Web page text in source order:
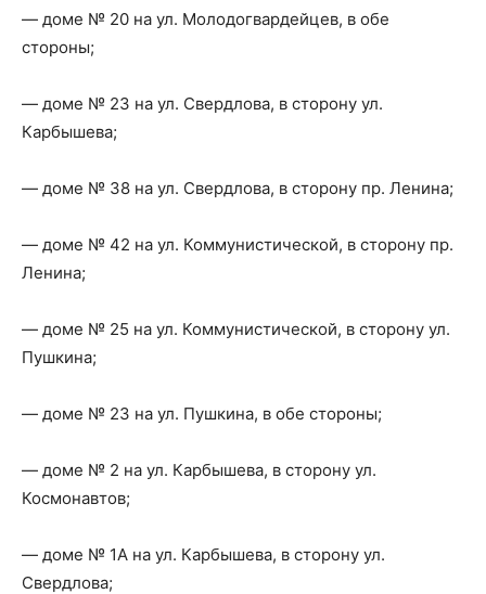
— доме № 20 на ул. Молодогвардейцев, в обе
стороны;
— доме № 23 на ул. Свердлова, в сторону ул.
Карбышева;
— доме № 38 на ул. Свердлова, в сторону пр. Ленина;
— доме № 42 на ул. Коммунистической, в сторону пр.
Ленина;
— доме № 25 на ул. Коммунистической, в сторону ул.
Пушкина;
— доме № 23 на ул. Пушкина, в обе стороны;
— доме № 2 на ул. Карбышева, в сторону ул.
Космонавтов;
— доме № 1А на ул. Карбышева, в сторону ул.
Свердлова;